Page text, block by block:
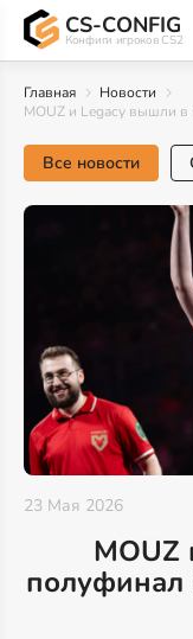
CS-CONFIG
Конфиги игроков CS2
Главная
Новости
MOUZ и Legacy вышли
Все новости
23 Мая 2026
полуфинал